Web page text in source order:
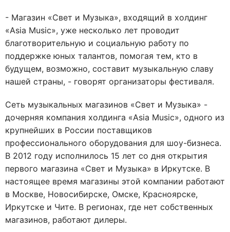
- Магазин «Свет и Музыка», входящий в холдинг
«Asia Music», уже несколько лет проводит
благотворительную и социальную работу по
поддержке юных талантов, помогая тем, кто в
будущем, возможно, составит музыкальную славу
нашей страны, - говорят организаторы фестиваля.
Сеть музыкальных магазинов «Свет и Музыка» -
дочерняя компания холдинга «Asia Music», одного из
крупнейших в России поставщиков
профессионального оборудования для шоу-бизнеса.
В 2012 году исполнилось 15 лет со дня открытия
первого магазина «Свет и Музыка» в Иркутске. В
настоящее время магазины этой компании работают
в Москве, Новосибирске, Омске, Красноярске,
Иркутске и Чите. В регионах, где нет собственных
магазинов, работают дилеры.